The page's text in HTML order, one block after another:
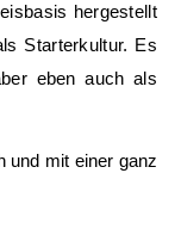
hergestellt
Starterkultur. Es
eben auch als
und mit einer ganz